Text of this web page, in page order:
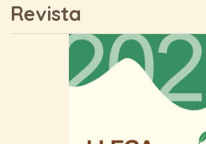
Revista